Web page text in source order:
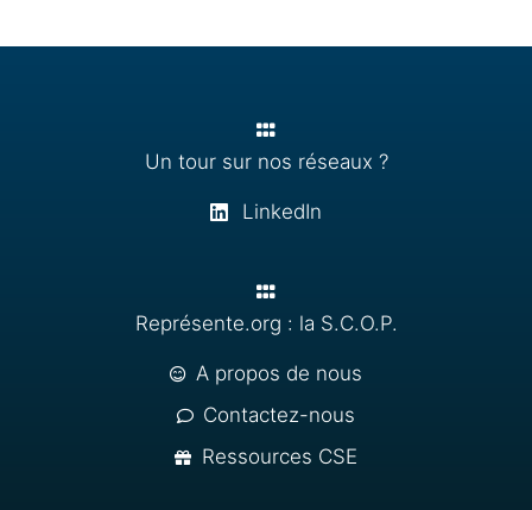
Un tour sur nos réseaux ?
LinkedIn
Représente.org : la S.C.O.P.
A propos de nous
Contactez-nous
Ressources CSE